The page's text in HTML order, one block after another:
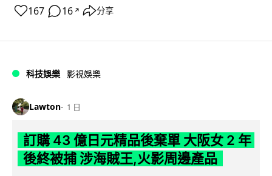
167 16 ↗ 分享
科技娛樂 影視娛樂
Lawton 1 日
訂購 43 億日元精品後棄單 大阪女 2 年
後終被捕 涉海賊王,火影周邊產品